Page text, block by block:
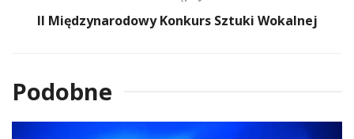
II Międzynarodowy Konkurs Sztuki Wokalnej
Podobne